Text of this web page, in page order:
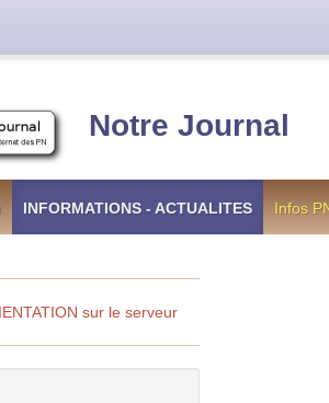
Notre Journal
INFORMATIONS - ACTUALITES Infos
sur le serveur
version de NotreJournal représente